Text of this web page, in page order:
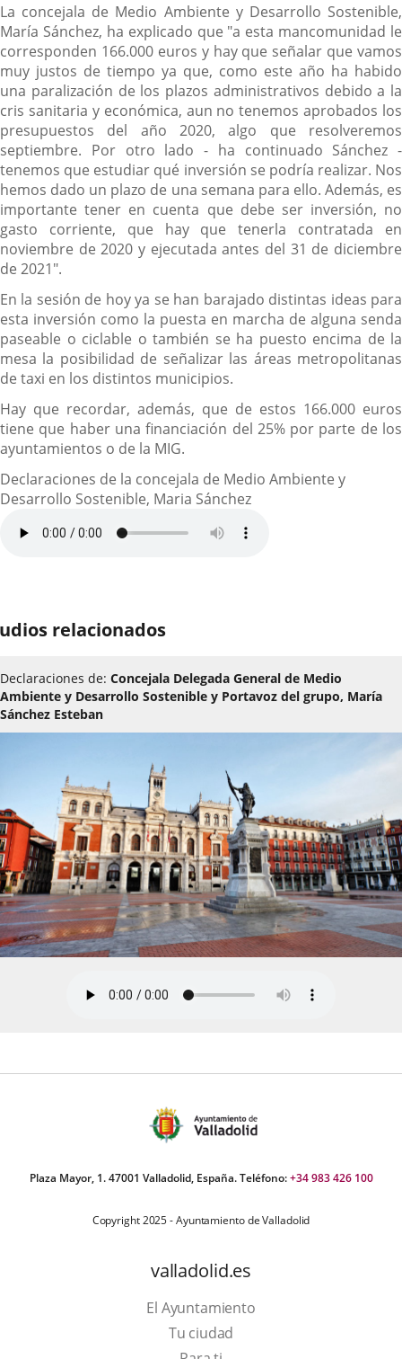
La concejala de Medio Ambiente y Desarrollo Sostenible,
María Sánchez, ha explicado que "a esta mancomunidad le
corresponden 166.000 euros y hay que señalar que vamos
muy justos de tiempo ya que, como este año ha habido
una paralización de los plazos administrativos debido a la
cris sanitaria y económica, aun no tenemos aprobados los
presupuestos del año 2020, algo que resolveremos
septiembre. Por otro lado - ha continuado Sánchez -
tenemos que estudiar qué inversión se podría realizar. Nos
hemos dado un plazo de una semana para ello. Además, es
importante tener en cuenta que debe ser inversión, no
gasto corriente, que hay que tenerla contratada en
noviembre de 2020 y ejecutada antes del 31 de diciembre
de 2021".
En la sesión de hoy ya se han barajado distintas ideas para
esta inversión como la puesta en marcha de alguna senda
paseable o ciclable o también se ha puesto encima de la
mesa la posibilidad de señalizar las áreas metropolitanas
de taxi en los distintos municipios.
Hay que recordar, además, que de estos 166.000 euros
tiene que haber una financiación del 25% por parte de los
ayuntamientos o de la MIG.
Declaraciones de la concejala de Medio Ambiente y
Desarrollo Sostenible, Maria Sánchez
relacionados
Declaraciones de: Concejala Delegada General de Medio
Ambiente y Desarrollo Sostenible y Portavoz del grupo, María
Sánchez Esteban
Plaza Mayor, 1. 47001 Valladolid, España. Teléfono:+34 983 426 100
Copyright 2025 - Ayuntamiento de Valladolid
valladolid.es
El Ayuntamiento
Tu ciudad